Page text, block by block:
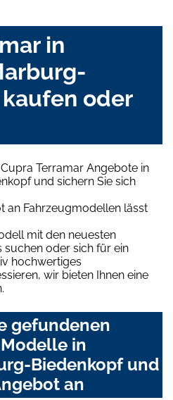
in
oder
Terramar Angebote in
und sichern Sie sich
an Fahrzeugmodellen lässt
mit den neuesten
suchen oder sich für ein
hochwertiges
wir bieten Ihnen eine
gefundenen
in
Biedenkopf und
an